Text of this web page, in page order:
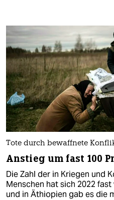
Tote durch bewaffnete
Anstieg um fast 100
Die Zahl der in Kriegen und
Menschen hat sich 2022
und in Äthiopien gab es die